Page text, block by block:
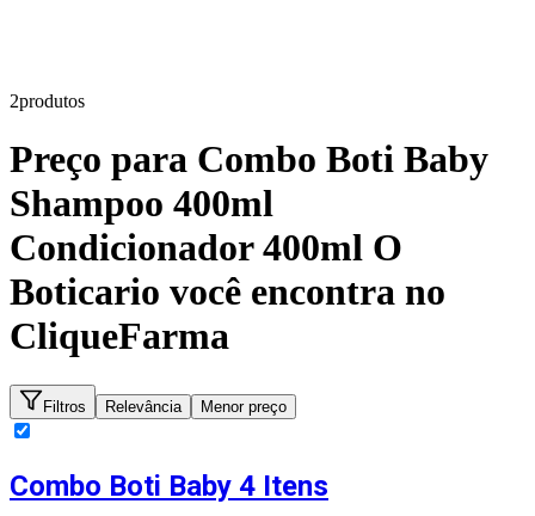
2produtos
Preço para Combo Boti Baby
Shampoo 400ml
Condicionador 400ml O
Boticario você encontra no
CliqueFarma
Filtros Relevância Menor preço
Combo Boti Baby 4 Itens